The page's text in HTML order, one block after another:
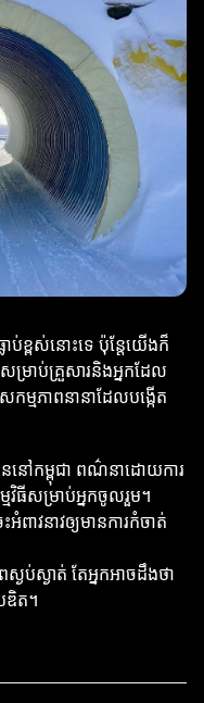
ប់ខ្ពស់នោះទេ ប៉ុន្តែយើងក៏
ម្រាប់គ្រួសារនិងអ្នកដែល
កម្មភាពនានាដែលបង្កើត
ននៅកម្ពុជា ពណ៌នាដោយការ
មវិធីសម្រាប់អ្នកចូលរួម។
ាវនាវឲ្យមានការកំចាត់
ងប់ស្ងាត់ តែអ្នកអាចដឹងថា
ឌិត។